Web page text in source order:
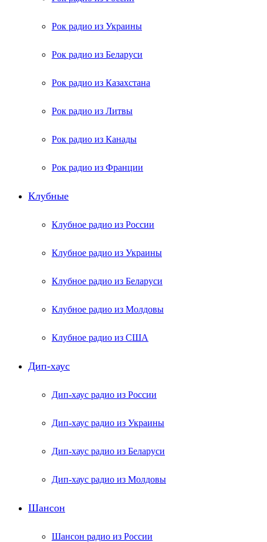
Рок радио из Украины
Рок радио из Беларуси
Рок радио из Казахстана
Рок радио из Литвы
Рок радио из Канады
Рок радио из Франции
Клубные
Клубное радио из России
Клубное радио из Украины
Клубное радио из Беларуси
Клубное радио из Молдовы
Клубное радио из США
Дип-хаус
Дип-хаус радио из России
Дип-хаус радио из Украины
Дип-хаус радио из Беларуси
Дип-хаус радио из Молдовы
Шансон
Шансон радио из России